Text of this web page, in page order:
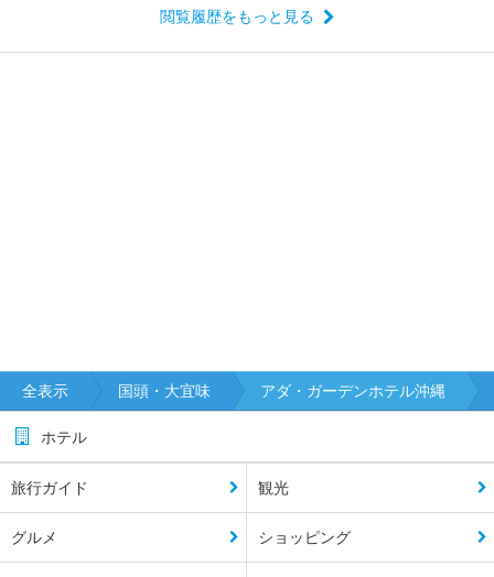
閲覧履歴をもっと見る
全表示 国頭・大宜味 アダ・ガーデンホテル沖縄
ホテル
旅行ガイド 観光
グルメ ショッピング